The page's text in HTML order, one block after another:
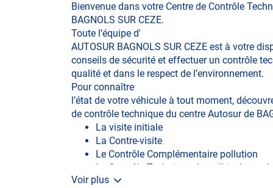
Bienvenue dans votre Centre de Contrôle
BAGNOLS SUR CEZE.
Toute l’équipe d'
AUTOSUR BAGNOLS SUR CEZE est à votre
conseils de sécurité et effectuer un contrôle
qualité et dans le respect de l’environnement.
Pour connaître
l’état de votre véhicule à tout moment,
de contrôle technique du centre Autosur de
La visite initiale
La Contre-visite
Le Contrôle Complémentaire pollution
Le Contrôle Technique des véhicules
le contrôle de la Catégorie L (moto,
Voir plus